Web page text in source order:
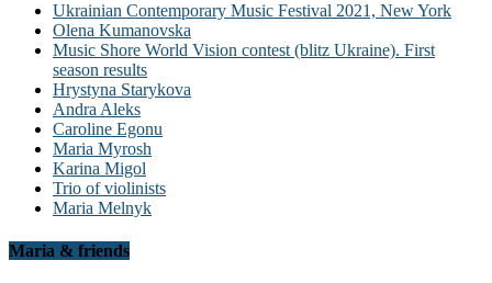
Ukrainian Contemporary Music Festival 2021, New York
Olena Kumanovska
Music Shore World Vision contest (blitz Ukraine). First
season results
Hrystyna Starykova
Andra Aleks
Caroline Egonu
Maria Myrosh
Karina Migol
Trio of violinists
Maria Melnyk
Maria & friends